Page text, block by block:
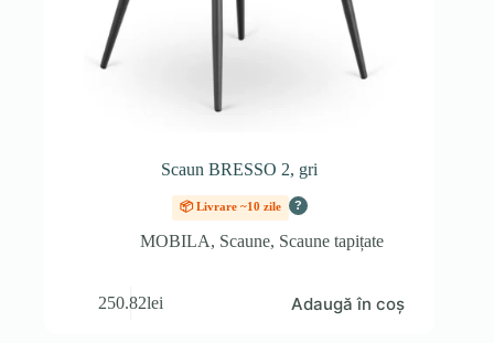
Scaun BRESSO 2, gri
📦 Livrare ~10 zile ?
MOBILA, Scaune, Scaune tapițate
250.82lei Adaugă în coș